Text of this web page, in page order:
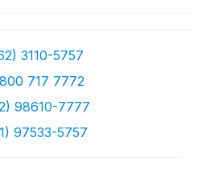
3110-5757
717 7772
98610-7777
97533-5757